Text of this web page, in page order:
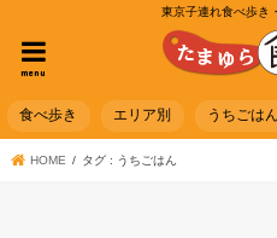
東京子連れ食べ歩き
menu
食べ歩き エリア別 うちごはん
HOME タグ : うちごはん